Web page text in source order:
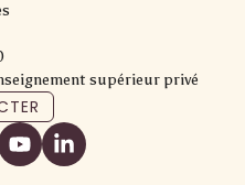
supérieur privé